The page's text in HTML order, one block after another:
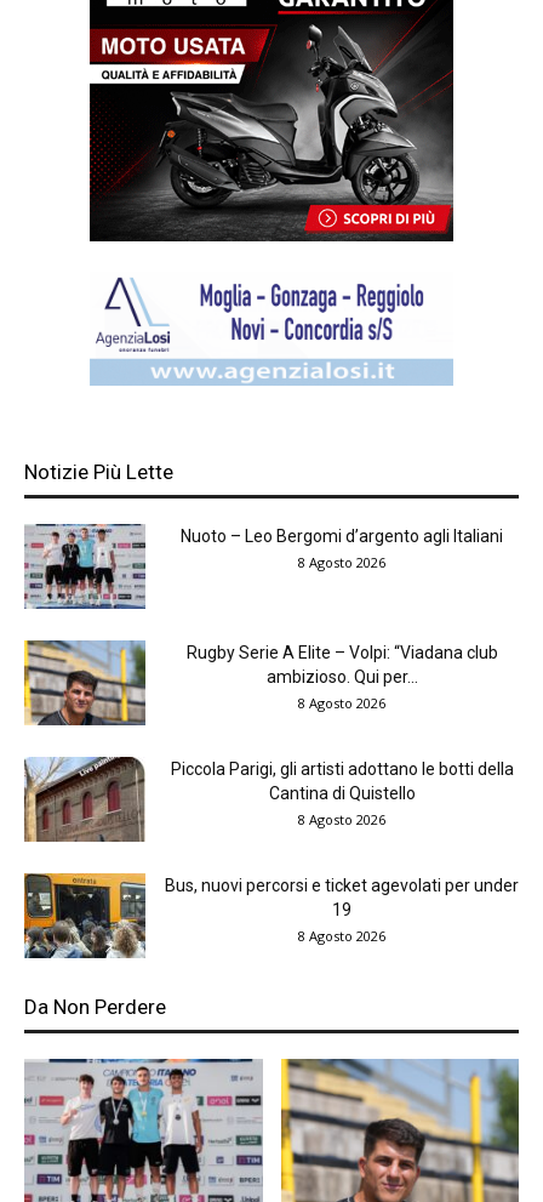
Notizie Più Lette
Nuoto – Leo Bergomi d’argento agli Italiani
8 Agosto 2026
Rugby Serie A Elite – Volpi: “Viadana club
ambizioso. Qui per...
8 Agosto 2026
Piccola Parigi, gli artisti adottano le botti della
Cantina di Quistello
8 Agosto 2026
Bus, nuovi percorsi e ticket agevolati per under
19
8 Agosto 2026
Da Non Perdere